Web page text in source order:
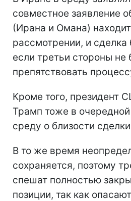
совместное заявление
(Ирана и Омана)
рассмотрении, и сделка
если третьи стороны не
препятствовать
Кроме того, президент
Трамп тоже в очередной
среду о близости
В то же время
сохраняется, поэтому
спешат полностью
позиции, так как